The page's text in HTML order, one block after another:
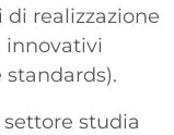
realizzazione
innovativi
settore studia